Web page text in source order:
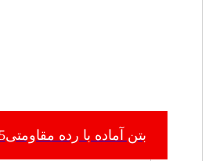
بتن آماده با رده مقاومتیC25(عیار 370)